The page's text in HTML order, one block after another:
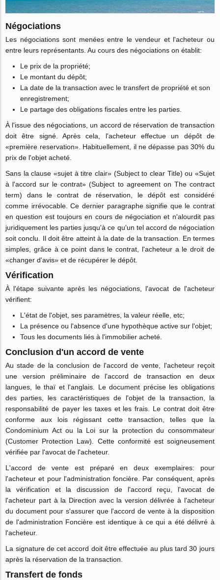
Négociations
Les négociations sont menées entre le vendeur et l'acheteur ou
entre leurs représentants. Au cours des négociations on établit:
Le prix de la propriété;
Le montant du dépôt;
La date de la transaction avec le transfert de propriété et son
enregistrement;
Le partage des obligations fiscales entre les parties.
À l'issue des négociations, un accord de réservation de transaction
doit être signé. Après cela, l'acheteur effectue un dépôt de
«première reservation». Habituellement, il ne dépasse pas 30% du
prix de l'objet acheté.
Sans la clause «sujet à titre clair» (Subject to clear Title) ou «Sujet
à l'accord sur le contrat» (Subject to agreement on The contract
term) dans le contrat de réservation, le dépôt est considéré
comme irrévocable. Ce dernier paragraphe signifie que le contrat
en question est toujours en cours de négociation et n'alourdit pas
juridiquement les parties jusqu'à ce qu'un tel accord de négociation
soit conclu. Il doit être atteint à la date de la transaction. En termes
simples, grâce à ce point dans le contrat, l'acheteur a le droit de
«changer d'avis» et de récupérer le dépôt.
Vérification
À l'étape suivante après les négociations, l'avocat de l'acheteur
vérifient:
L'état de l'objet, ses paramètres, la valeur réelle, etc;
La présence ou l'absence d'une hypothèque active sur l'objet;
Tous les documents liés à l'immobilier acheté.
Conclusion d'un accord de vente
Au stade de la conclusion de l'accord de vente, l'acheteur reçoit
une version préliminaire de l'accord de transaction en deux
langues, le thaï et l'anglais. Le document précise les obligations
des parties, les caractéristiques de l'objet de la transaction, la
responsabilité de payer les taxes et les frais. Le contrat doit être
conforme aux lois régissant cette transaction, telles que la
Condominium Act ou la Loi sur la protection du consommateur
(Customer Protection Law). Cette conformité est soigneusement
vérifiée par l'avocat de l'acheteur.
L'accord de vente est préparé en deux exemplaires: pour
l'acheteur et pour l'administration foncière. Par conséquent, après
la vérification et la discussion de l'accord reçu, l'avocat de
l'acheteur part à la Direction avec la version délivrée à l'acheteur
du document pour s'assurer que l'accord de vente à la disposition
de l'administration Foncière est identique à ce qui a été délivré à
l'acheteur.
La signature de cet accord doit être effectuée au plus tard 30 jours
après la réservation de la transaction.
Transfert de fonds